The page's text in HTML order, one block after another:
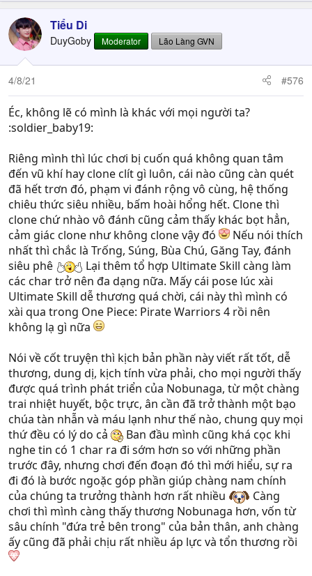
Tiểu Di
DuyGoby Moderator Lão Làng GVN
4/8/21 #576
Éc, không lẽ có mình là khác với mọi người ta?
:soldier_baby19:
Riêng mình thì lúc chơi bị cuốn quá không quan tâm
đến vũ khí hay clone clít gì luôn, cái nào cũng càn quét
đã hết trơn đó, phạm vi đánh rộng vô cùng, hệ thống
chiêu thức siêu nhiều, bấm hoài hổng hết. Clone thì
clone chứ nhào vô đánh cũng cảm thấy khác bọt hẳn,
cảm giác clone như không clone vậy đó
Nếu nói thích
nhất thì chắc là Trống, Súng, Bùa Chú, Găng Tay, đánh
siêu phê
Lại thêm tổ hợp Ultimate Skill càng làm
các char trở nên đa dạng nữa. Mấy cái pose lúc xài
Ultimate Skill dễ thương quá chời, cái này thì mình có
xài qua trong One Piece: Pirate Warriors 4 rồi nên
không lạ gì nữa
Nói về cốt truyện thì kịch bản phần này viết rất tốt, dễ
thương, dung dị, kịch tính vừa phải, cho mọi người thấy
được quá trình phát triển của Nobunaga, từ một chàng
trai nhiệt huyết, bộc trực, ân cần đã trở thành một bạo
chúa tàn nhẫn và máu lạnh như thế nào, chung quy mọi
thứ đều có lý do cả
Ban đầu mình cũng khá cọc khi
nghe tin có 1 char ra đi sớm hơn so với những phần
trước đây, nhưng chơi đến đoạn đó thì mới hiểu, sự ra
đi đó là bước ngoặc góp phần giúp chàng nam chính
của chúng ta trưởng thành hơn rất nhiều
Càng
chơi thì mình càng thấy thương Nobunaga hơn, vốn từ
sâu chính "đứa trẻ bên trong" của bản thân, anh chàng
ấy cũng đã phải chịu rất nhiều áp lực và tổn thương rồi